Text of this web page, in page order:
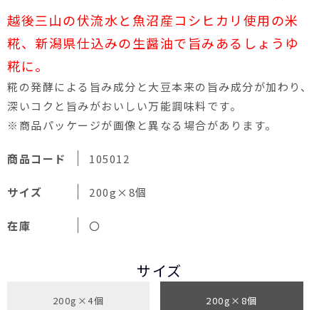
商品コード 105012
サイズ 200g×8個
在庫 〇
サイズ
200g×4個 200g×8個
越後三山の伏流水と魚沼産コシヒカリ使用の米
糀、新潟県仕込みの生醤油で旨みあるしょうゆ
糀に。
糀の発酵による旨み成分と大豆本来の旨み成分が加わり、
深いコクと旨みがおいしい万能調味料です。
※商品パッケージが画像と異なる場合があります。